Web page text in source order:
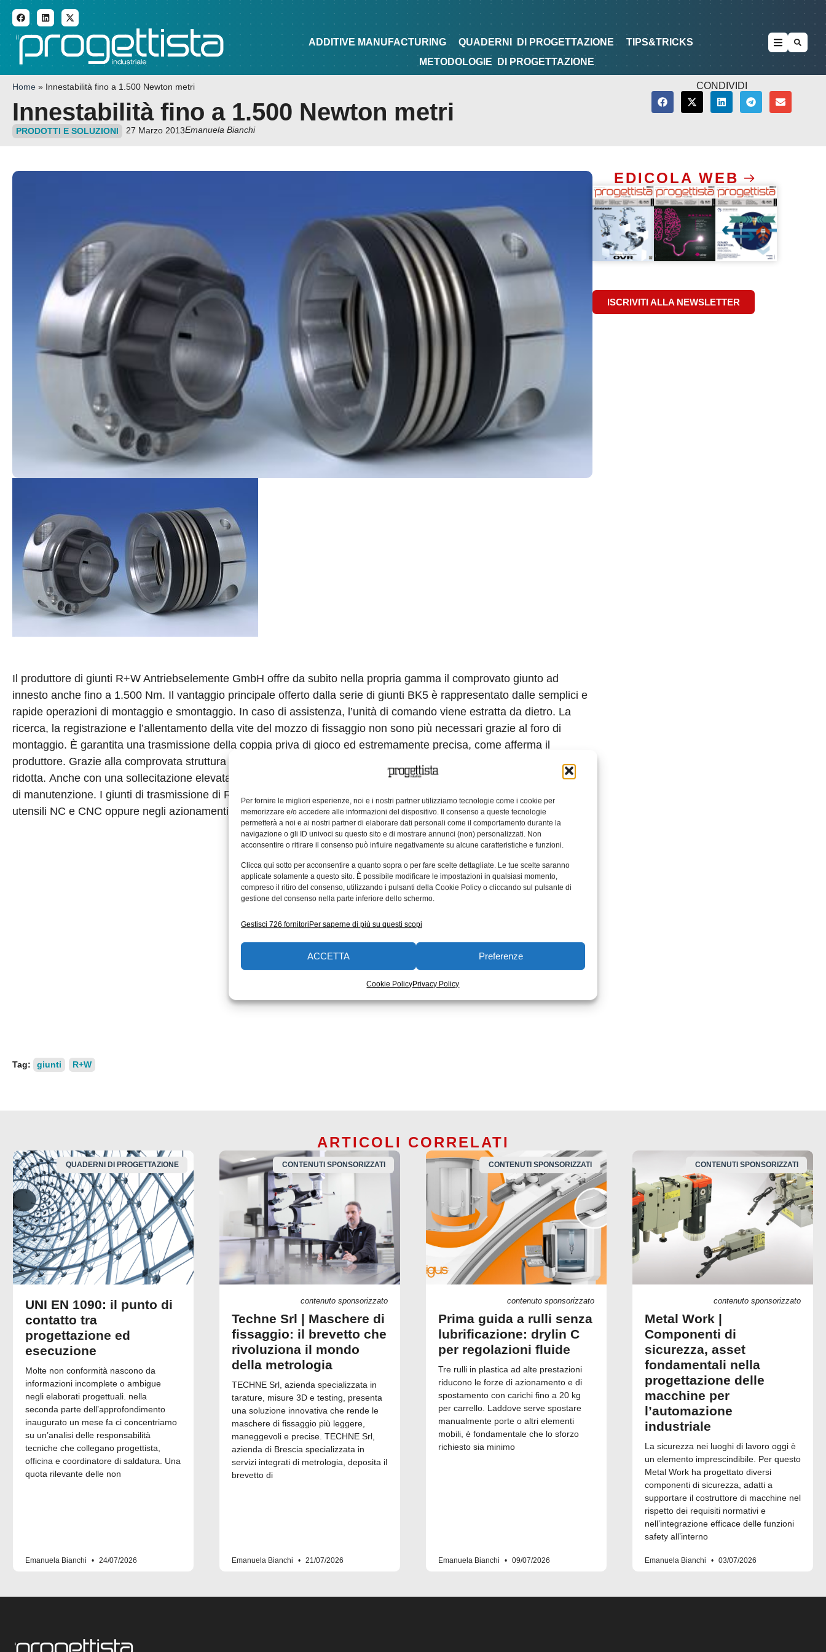
Per fornire le migliori esperienze, noi e i nostri partner utilizziamo tecnologie come i cookie per
memorizzare e/o accedere alle informazioni del dispositivo. Il consenso a queste tecnologie
permetterà a noi e ai nostri partner di elaborare dati personali come il comportamento durante la
navigazione o gli ID univoci su questo sito e di mostrare annunci (non) personalizzati. Non
acconsentire o ritirare il consenso può influire negativamente su alcune caratteristiche e funzioni.
Clicca qui sotto per acconsentire a quanto sopra o per fare scelte dettagliate. Le tue scelte saranno
applicate solamente a questo sito. È possibile modificare le impostazioni in qualsiasi momento,
compreso il ritiro del consenso, utilizzando i pulsanti della Cookie Policy o cliccando sul pulsante di
gestione del consenso nella parte inferiore dello schermo.
Gestisci 726 fornitoriPer saperne di più su questi scopi
ACCETTA Preferenze
Cookie PolicyPrivacy Policy
ADDITIVE MANUFACTURING QUADERNI DI PROGETTAZIONE TIPS&TRICKS METODOLOGIE DI PROGETTAZIONE
ADDITIVE MANUFACTURING QUADERNI DI PROGETTAZIONE
TIPS&TRICKS
METODOLOGIE
DI PROGETTAZIONE
Home » Innestabilità fino a 1.500 Newton metri
Innestabilità fino a 1.500 Newton metri
PRODOTTI E SOLUZIONI 27 Marzo 2013Emanuela Bianchi
CONDIVIDI
Il produttore di giunti R+W Antriebselemente GmbH offre da subito nella propria gamma il comprovato giunto ad
innesto anche fino a 1.500 Nm. Il vantaggio principale offerto dalla serie di giunti BK5 è rappresentato dalle semplici e
rapide operazioni di montaggio e smontaggio. In caso di assistenza, l’unità di comando viene estratta da dietro. La
ricerca, la registrazione e l’allentamento della vite del mozzo di fissaggio non sono più necessari grazie al foro di
montaggio. È garantita una trasmissione della coppia priva di gioco ed estremamente precisa, come afferma il
produttore. Grazie alla comprovata struttura del giunto si ottiene un’elevata sicurezza di funzionamento con un’inerzia
ridotta. Anche con una sollecitazione elevata in applicazioni estremamente dinamiche il giunto rimane privo di usura e
di manutenzione. I giunti di trasmissione di R+W trovano applicazione ad esempio nei servoassi, nelle macchine
utensili NC e CNC oppure negli azionamenti robotici.
Tag: giunti R+W
EDICOLA WEB
ISCRIVITI ALLA NEWSLETTER
ARTICOLI CORRELATI
QUADERNI DI PROGETTAZIONE
UNI EN 1090: il punto di
contatto tra
progettazione ed
esecuzione
Molte non conformità nascono da
informazioni incomplete o ambigue
negli elaborati progettuali. nella
seconda parte dell’approfondimento
inaugurato un mese fa ci concentriamo
su un’analisi delle responsabilità
tecniche che collegano progettista,
officina e coordinatore di saldatura. Una
quota rilevante delle non
Emanuela Bianchi 24/07/2026
CONTENUTI SPONSORIZZATI
contenuto sponsorizzato
Techne Srl | Maschere di
fissaggio: il brevetto che
rivoluziona il mondo
della metrologia
TECHNE Srl, azienda specializzata in
tarature, misure 3D e testing, presenta
una soluzione innovativa che rende le
maschere di fissaggio più leggere,
maneggevoli e precise. TECHNE Srl,
azienda di Brescia specializzata in
servizi integrati di metrologia, deposita il
brevetto di
Emanuela Bianchi 21/07/2026
CONTENUTI SPONSORIZZATI
contenuto sponsorizzato
Prima guida a rulli senza
lubrificazione: drylin C
per regolazioni fluide
Tre rulli in plastica ad alte prestazioni
riducono le forze di azionamento e di
spostamento con carichi fino a 20 kg
per carrello. Laddove serve spostare
manualmente porte o altri elementi
mobili, è fondamentale che lo sforzo
richiesto sia minimo
Emanuela Bianchi 09/07/2026
CONTENUTI SPONSORIZZATI
contenuto sponsorizzato
Metal Work |
Componenti di
sicurezza, asset
fondamentali nella
progettazione delle
macchine per
l’automazione
industriale
La sicurezza nei luoghi di lavoro oggi è
un elemento imprescindibile. Per questo
Metal Work ha progettato diversi
componenti di sicurezza, adatti a
supportare il costruttore di macchine nel
rispetto dei requisiti normativi e
nell’integrazione efficace delle funzioni
safety all’interno
Emanuela Bianchi 03/07/2026